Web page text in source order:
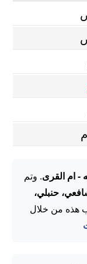
- ام القرى. وتم
حنبلي،
هذه من خلال